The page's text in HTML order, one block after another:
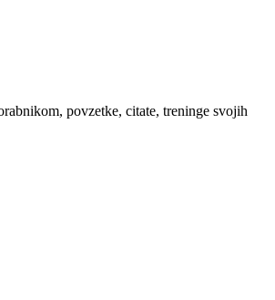
povzetke, citate, treninge svojih